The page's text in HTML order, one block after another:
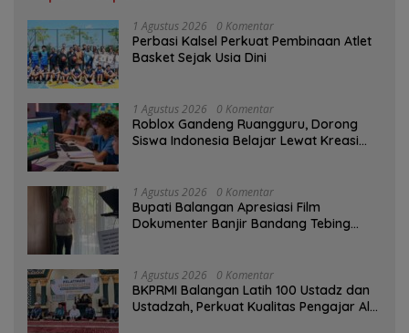
1 Agustus 2026 0 Komentar
Perbasi Kalsel Perkuat Pembinaan Atlet
Basket Sejak Usia Dini
1 Agustus 2026 0 Komentar
Roblox Gandeng Ruangguru, Dorong
Siswa Indonesia Belajar Lewat Kreasi
1 Agustus 2026 0 Komentar
Bupati Balangan Apresiasi Film
Dokumenter Banjir Bandang Tebing
1 Agustus 2026 0 Komentar
BKPRMI Balangan Latih 100 Ustadz dan
Ustadzah, Perkuat Kualitas Pengajar Al-